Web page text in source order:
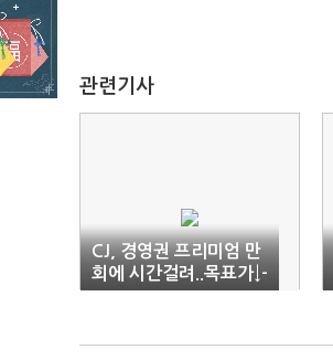
관련기사
CJ, 경영권 프리미엄 만
회에 시간걸려..목표가↓-
현대證